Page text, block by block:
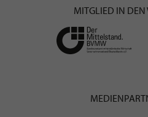
MITGLIED IN DEN